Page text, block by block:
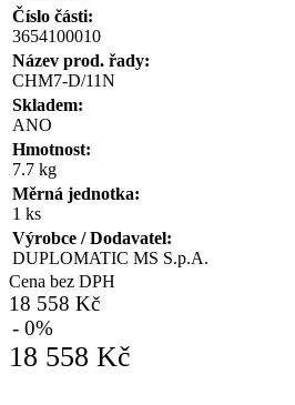
Číslo části:
3654100010
Název prod. řady:
CHM7-D/11N
Skladem:
ANO
Hmotnost:
7.7 kg
Měrná jednotka:
1 ks
Výrobce / Dodavatel:
DUPLOMATIC MS S.p.A.
Cena bez DPH
18 558 Kč
- 0%
18 558 Kč